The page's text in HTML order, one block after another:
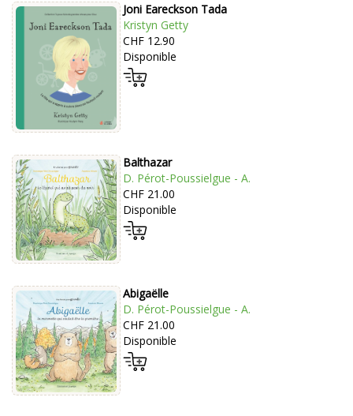
Joni Eareckson Tada
Kristyn Getty
CHF 12.90
Disponible
Balthazar
D. Pérot-Poussielgue - A.
CHF 21.00
Disponible
Abigaëlle
D. Pérot-Poussielgue - A.
CHF 21.00
Disponible